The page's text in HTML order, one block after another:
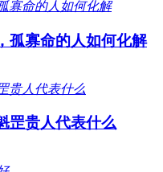
孤寡命的人如何化解
罡贵人代表什么